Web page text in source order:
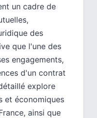
un cadre de
des
que l'une des
engagements,
d'un contrat
explore
et économiques
ainsi que